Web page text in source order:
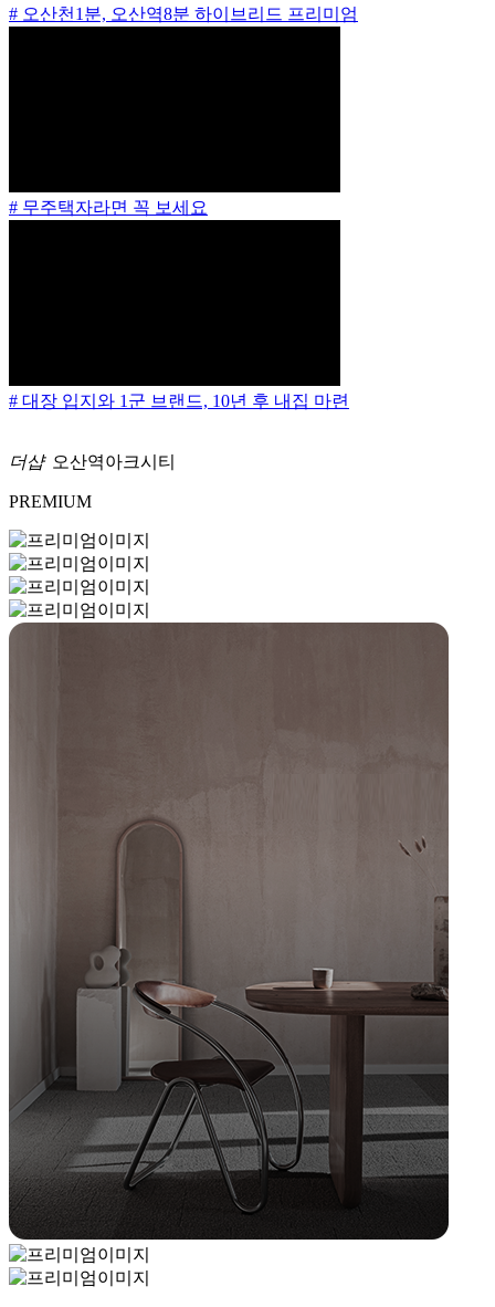
# 오산천1분, 오산역8분 하이브리드 프리미엄
# 무주택자라면 꼭 보세요
# 대장 입지와 1군 브랜드, 10년 후 내집 마련
더샵 오산역아크시티
PREMIUM